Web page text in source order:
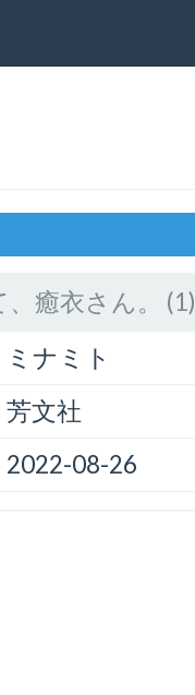
癒衣さん。 (1)
ミナミト
芳文社
2022-08-26